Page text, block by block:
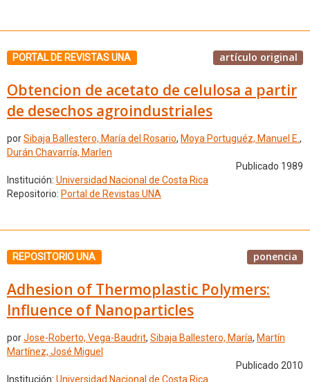
PORTAL DE REVISTAS UNA artículo original
Obtencion de acetato de celulosa a partir
de desechos agroindustriales
porSibaja Ballestero, María del Rosario, Moya Portuguéz, Manuel E.,
Durán Chavarría, Marlen
Publicado 1989
Institución: Universidad Nacional de Costa Rica
Repositorio: Portal de Revistas UNA
REPOSITORIO UNA ponencia
Adhesion of Thermoplastic Polymers:
Influence of Nanoparticles
porJose-Roberto, Vega-Baudrit, Sibaja Ballestero, María, Martín
Martínez, José Miguel
Publicado 2010
Institución: Universidad Nacional de Costa Rica